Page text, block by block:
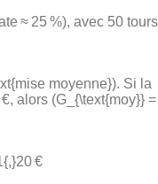
≈ 25 %), avec 50 tours
moyenne}). Si la
alors (G_{\text{moy}} =
€